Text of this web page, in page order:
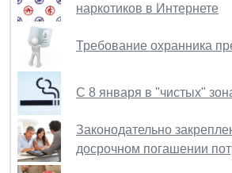
наркотиков в Интернете
Требование охранника
С 8 января в "чистых"
Законодательно
досрочном погашении